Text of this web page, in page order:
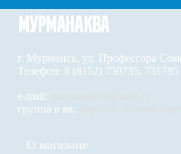
г. Мурманск, ул. Профессора
Телефон: 8 (8152) 750735, 751785
e-mail:
группа в вк:
О магазине